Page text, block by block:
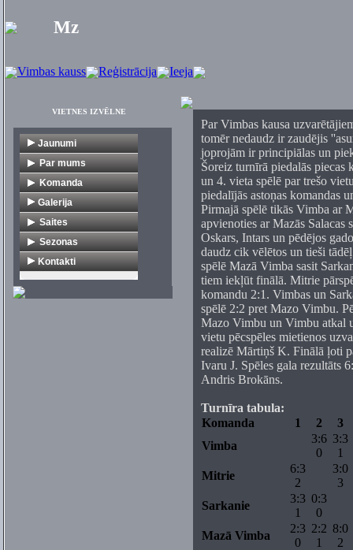
Mz
Vimbas kauss Reģistrācija Ieeja
VIETNES IZVĒLNE
Jaunumi
Par mums
Vēsture
Dokumenti
Citi turnīri
Komanda
V1
Veterāni
Galerija
Saites
Florbola organizācijas
Mediji
Klubi
Komercija
Sezonas
1. līga
2. līga
Veterāni
Kontakti
Par Vimbas kausa
tomēr nedaudz ir zaudējis
joprojām ir principiālas un
Šoreiz turnīrā piedalās piecas
un 4. vieta spēlē par trešo
piedalījās astoņas komandas
Pirmajā spēlē tikās Vimba ar
apvienoties ar Mazās
Oskars, Intars un pēdējos
daudz cik vēlētos un tieši
spēlē Mazā Vimba sasit
tiem iekļūt finālā. Mitrie
komandu 2:1. Vimbas un
spēlē 2:2 pret Mazo Vimbu.
Mazo Vimbu un Vimbu atkal
vietu pēcspēles mietienos
realizē Mārtiņš K. Finālā ļoti
Ivaru J. Spēles gala rezultāts
Andris Brokāns.
Turnīra tabula:
Komanda
1 2
3
Vimba
3:6
0
3:3
1
Mitrie
6:3
2
3:0
3
Sarkanie
3:3
1
0:3
0
Mazā Vimba
2:3
0
2:2
1
8:0
2